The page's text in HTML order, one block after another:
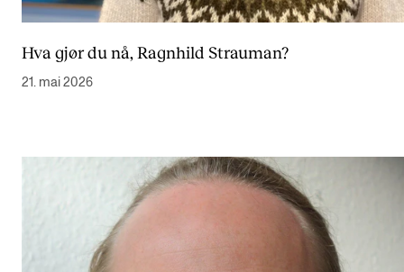
Hva gjør du nå, Ragnhild Strauman?
21. mai 2026